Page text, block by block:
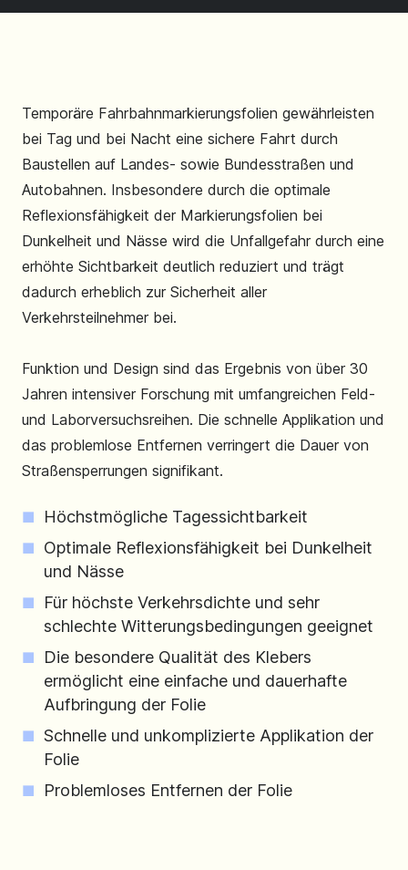
Temporäre Fahrbahnmarkierungsfolien gewährleisten
bei Tag und bei Nacht eine sichere Fahrt durch
Baustellen auf Landes- sowie Bundesstraßen und
Autobahnen. Insbesondere durch die optimale
Reflexionsfähigkeit der Markierungsfolien bei
Dunkelheit und Nässe wird die Unfallgefahr durch eine
erhöhte Sichtbarkeit deutlich reduziert und trägt
dadurch erheblich zur Sicherheit aller
Verkehrsteilnehmer bei.
Funktion und Design sind das Ergebnis von über 30
Jahren intensiver Forschung mit umfangreichen Feld-
und Laborversuchsreihen. Die schnelle Applikation und
das problemlose Entfernen verringert die Dauer von
Straßensperrungen signifikant.
Höchstmögliche Tagessichtbarkeit
Optimale Reflexionsfähigkeit bei Dunkelheit
und Nässe
Für höchste Verkehrsdichte und sehr
schlechte Witterungsbedingungen geeignet
Die besondere Qualität des Klebers
ermöglicht eine einfache und dauerhafte
Aufbringung der Folie
Schnelle und unkomplizierte Applikation der
Folie
Problemloses Entfernen der Folie